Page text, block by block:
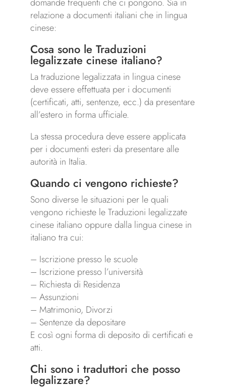
relazione a documenti italiani che in lingua
cinese:
Cosa sono le Traduzioni
legalizzate cinese italiano?
La traduzione legalizzata in lingua cinese
deve essere effettuata per i documenti
(certificati, atti, sentenze, ecc.) da presentare
all’estero in forma ufficiale.
La stessa procedura deve essere applicata
per i documenti esteri da presentare alle
autorità in Italia.
Quando ci vengono richieste?
Sono diverse le situazioni per le quali
vengono richieste le Traduzioni legalizzate
cinese italiano oppure dalla lingua cinese in
italiano tra cui:
– Iscrizione presso le scuole
– Iscrizione presso l’università
– Richiesta di Residenza
– Assunzioni
– Matrimonio, Divorzi
– Sentenze da depositare
E così ogni forma di deposito di certificati e
atti.
Chi sono i traduttori che posso
legalizzare?